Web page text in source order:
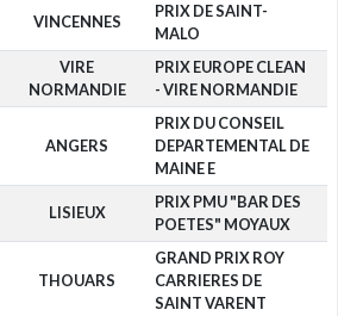
VINCENNES
PRIX DE SAINT-
MALO
VIRE
NORMANDIE
PRIX EUROPE CLEAN
- VIRE NORMANDIE
ANGERS
PRIX DU CONSEIL
DEPARTEMENTAL DE
MAINE E
LISIEUX
PRIX PMU "BAR DES
POETES" MOYAUX
THOUARS
GRAND PRIX ROY
CARRIERES DE
SAINT VARENT